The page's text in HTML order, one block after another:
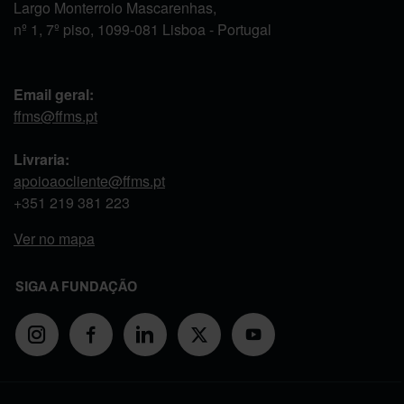
Largo Monterroio Mascarenhas,
nº 1, 7º piso, 1099-081 Lisboa - Portugal
Email geral:
ffms@ffms.pt
Livraria:
apoioaocliente@ffms.pt
+351 219 381 223
Ver no mapa
SIGA A FUNDAÇÃO